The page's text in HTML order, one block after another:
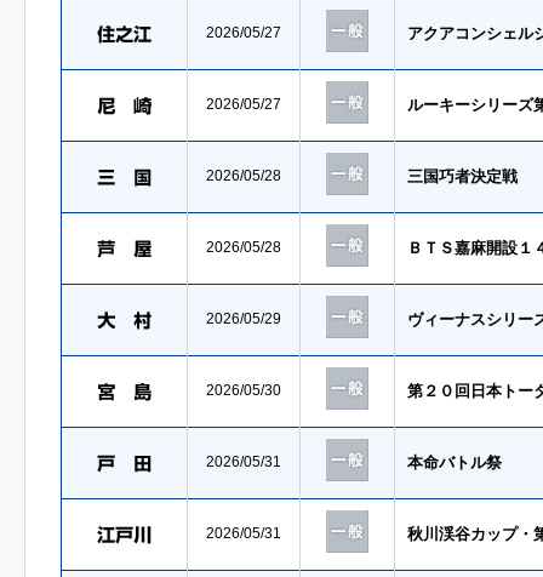
2026/05/27 アクアコンシェル
2026/05/27 ルーキーシリー
2026/05/28 三国巧者決定戦
2026/05/28 ＢＴＳ嘉麻開設１
2026/05/29 ヴィーナスシリ
2026/05/30 第２０回日本トー
2026/05/31 本命バトル祭
2026/05/31 秋川渓谷カップ・